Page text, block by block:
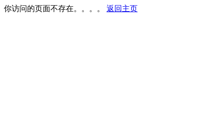
你访问的页面不存在。。。。 返回主页